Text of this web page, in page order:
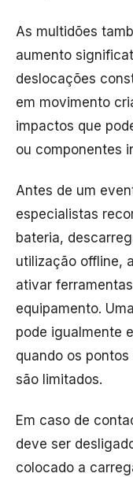
As multidões
aumento
deslocações
em movimento
impactos que
ou componentes
Antes de um
especialistas
bateria,
utilização offline,
ativar
equipamento.
pode igualmente
quando os
são limitados.
Em caso de
deve ser
colocado a